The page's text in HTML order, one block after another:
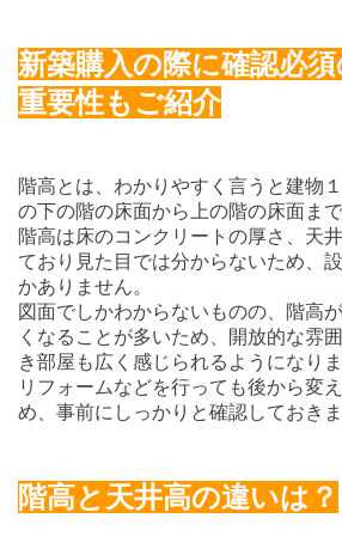
新築購入の際に確認必
重要性もご紹介
階高とは、わかりやすく言うと建物
の下の階の床面から上の階の床面ま
階高は床のコンクリートの厚さ、天
ており見た目では分からないため、
かありません。
図面でしかわからないものの、階高
くなることが多いため、開放的な雰
き部屋も広く感じられるようになりま
リフォームなどを行っても後から変
め、事前にしっかりと確認しておきま
階高と天井高の違いは？